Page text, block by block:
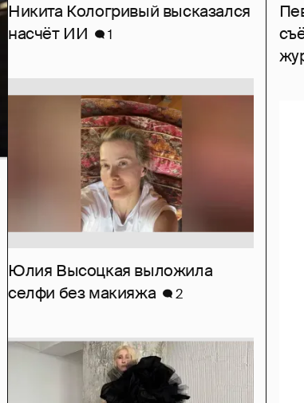
Никита Кологривый высказался
насчёт ИИ
1
Юлия Высоцкая выложила
селфи без макияжа
2